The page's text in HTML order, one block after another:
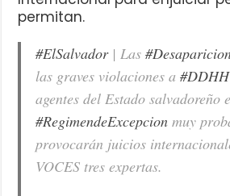
permitan.
#ElSalvador| Las
las graves violaciones a#DDHH
agentes del Estado salvadoreño
#RegimendeExcepcion muy
provocarán juicios
VOCES tres expertas.